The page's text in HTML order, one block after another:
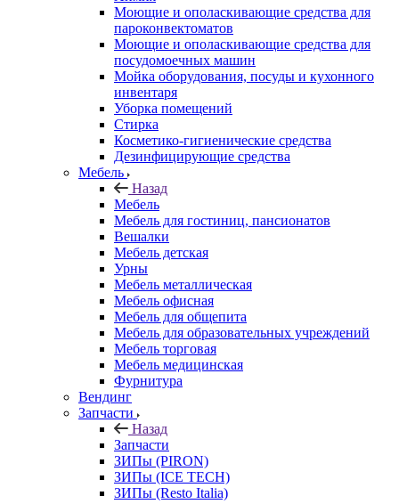
Моющие и ополаскивающие средства для
пароконвектоматов
Моющие и ополаскивающие средства для
посудомоечных машин
Мойка оборудования, посуды и кухонного
инвентаря
Уборка помещений
Стирка
Косметико-гигиенические средства
Дезинфицирующие средства
Мебель
Назад
Мебель
Мебель для гостиниц, пансионатов
Вешалки
Мебель детская
Урны
Мебель металлическая
Мебель офисная
Мебель для общепита
Мебель для образовательных учреждений
Мебель торговая
Мебель медицинская
Фурнитура
Вендинг
Запчасти
Назад
Запчасти
ЗИПы (PIRON)
ЗИПы (ICE TECH)
ЗИПы (Resto Italia)